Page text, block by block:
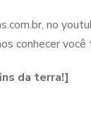
no
conhecer você
da terra!]